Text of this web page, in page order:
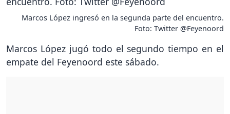
Marcos López ingresó en la segunda parte del encuentro.
Foto: Twitter @Feyenoord
Marcos López jugó todo el segundo tiempo en el
empate del Feyenoord este sábado.